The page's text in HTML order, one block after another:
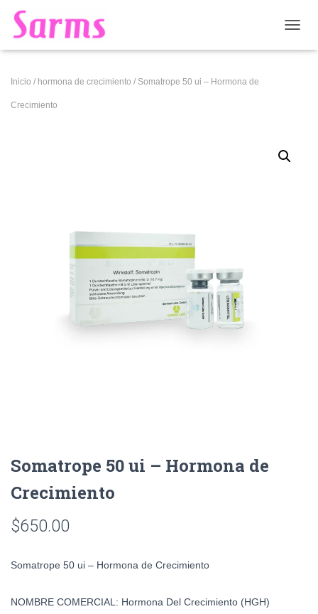
Inicio / hormona de crecimiento / Somatrope 50 ui – Hormona de
Crecimiento
Somatrope 50 ui – Hormona de
Crecimiento
$650.00
Somatrope 50 ui – Hormona de Crecimiento
NOMBRE COMERCIAL: Hormona Del Crecimiento (HGH)